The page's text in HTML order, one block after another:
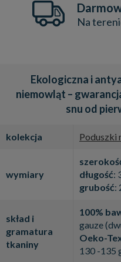
Na
Ekologiczna i
niemowląt –
snu od
kolekcja Poduszki
wymiary
długość:
grubość:
skład i
gramatura
tkaniny
100%
gauze
Oeko-
130 -135